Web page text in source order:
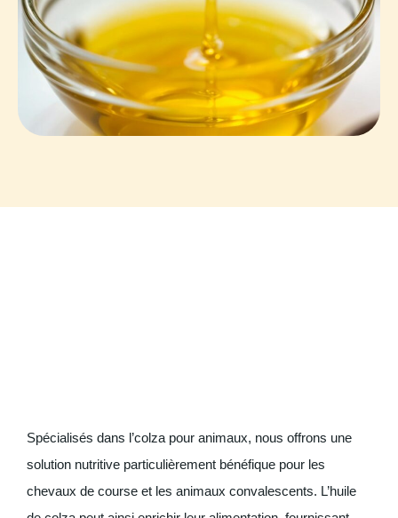
Spécialisés dans l’colza pour animaux, nous offrons une
solution nutritive particulièrement bénéfique pour les
chevaux de course et les animaux convalescents. L’huile